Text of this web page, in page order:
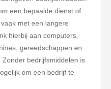
een bepaalde dienst of
met een langere
hierbij aan computers,
gereedschappen en
bedrijfsmiddelen is
om een bedrijf te